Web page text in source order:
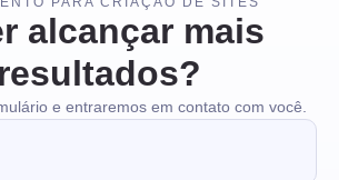
alcançar mais
resultados?
e entraremos em contato com você.